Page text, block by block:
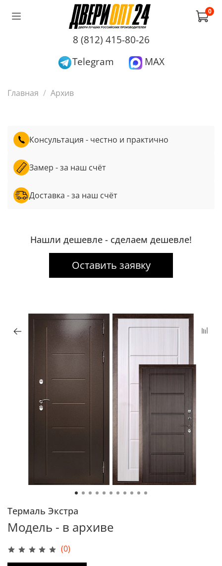
0
8 (812) 415-80-26
Telegram
MAX
Главная Архив
Консультация - честно и практично
Замер - за наш счёт
Доставка - за наш счёт
Нашли дешевле - сделаем дешевле!
Оставить заявку
(0)
Термаль Экстра
Модель - в архиве